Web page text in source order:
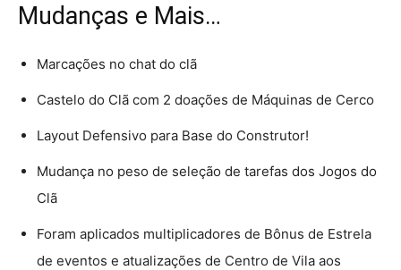
Mudanças e Mais…
Marcações no chat do clã
Castelo do Clã com 2 doações de Máquinas de Cerco
Layout Defensivo para Base do Construtor!
Mudança no peso de seleção de tarefas dos Jogos do
Clã
Foram aplicados multiplicadores de Bônus de Estrela
de eventos e atualizações de Centro de Vila aos